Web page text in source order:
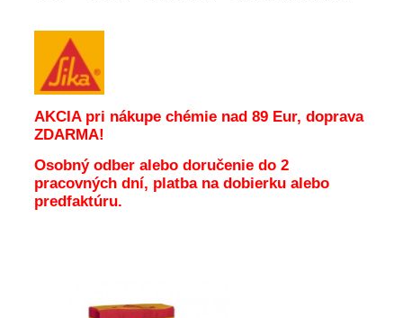
AKCIA pri nákupe chémie nad 89 Eur, doprava
ZDARMA!
Osobný odber alebo doručenie do 2
pracovných dní, platba na dobierku alebo
predfaktúru.